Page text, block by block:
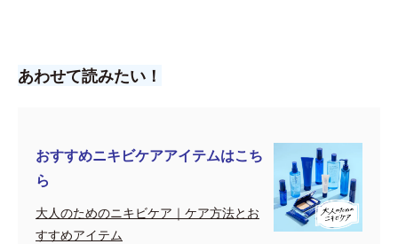
あわせて読みたい！
おすすめニキビケアアイテムはこち
ら
大人のためのニキビケア｜ケア方法とお
すすめアイテム